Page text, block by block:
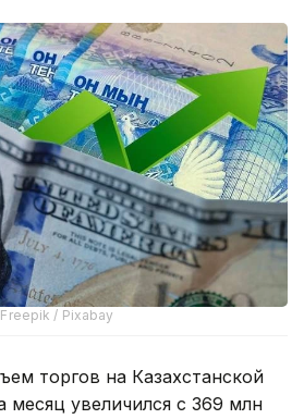
/ Pixabay
торгов на Казахстанской
увеличился с 369 млн